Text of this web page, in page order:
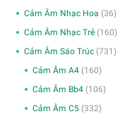
Cảm Âm Nhạc Hoa (36)
Cảm Âm Nhạc Trẻ (160)
Cảm Âm Sáo Trúc (731)
Cảm Âm A4 (160)
Cảm Âm Bb4 (106)
Cảm Âm C5 (332)